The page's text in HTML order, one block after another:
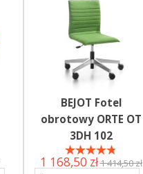
BEJOT Fotel
obrotowy ORTE OT
3DH 102
1 168,50 zł1 414,50 zł